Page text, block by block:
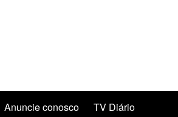
Anuncie conosco TV Diário